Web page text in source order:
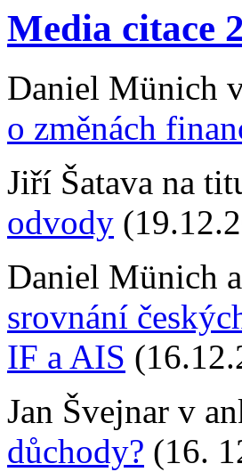
Media citace
Daniel Münich
o změnách
Jiří Šatava na
odvody
Daniel Münich
srovnání
IF a AIS
Jan Švejnar v
důchody? (16.